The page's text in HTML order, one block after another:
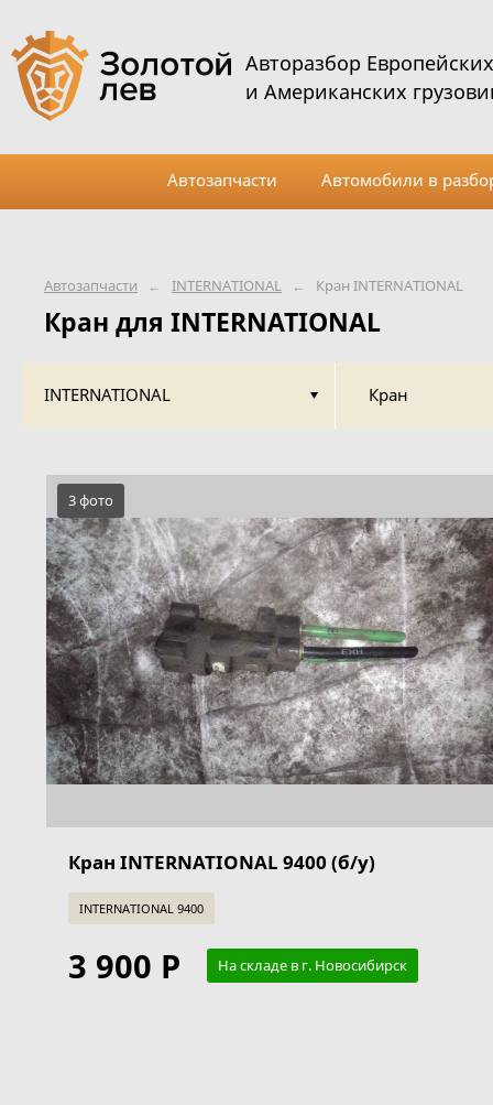
Автозапчасти ← INTERNATIONAL ← Кран INTERNATIONAL
Кран для INTERNATIONAL
INTERNATIONAL Кран
3 фото
Кран INTERNATIONAL 9400 (б/у)
INTERNATIONAL 9400
3 900 Р На складе в г. Новосибирск
Авторазбор Европейских
и Американских
Автозапчасти Автомобили в